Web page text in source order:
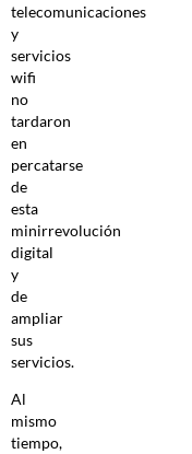
telecomunicaciones
y
servicios
wifi
no
tardaron
en
percatarse
de
esta
minirrevolución
digital
y
de
ampliar
sus
servicios.
Al
mismo
tiempo,